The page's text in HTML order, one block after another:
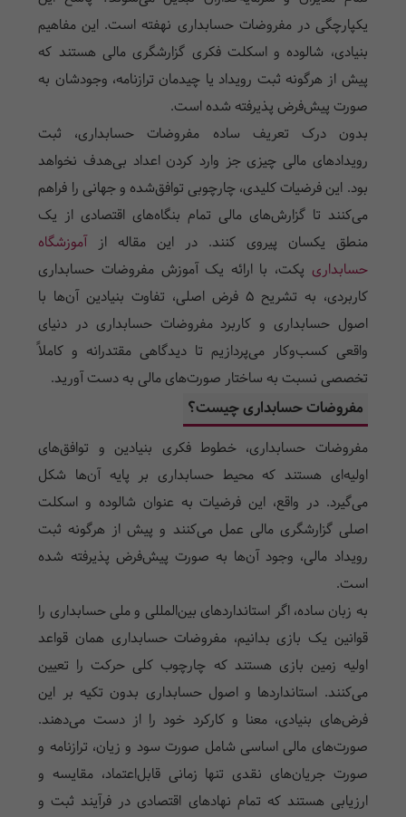
یکپارچگی در مفروضات حسابداری نهفته است. این مفاهیم
بنیادی، شالوده و اسکلت فکری گزارشگری مالی هستند که
پیش از هرگونه ثبت رویداد یا چیدمان ترازنامه، وجودشان به
صورت پیش‌فرض پذیرفته شده است.
بدون درک تعریف ساده مفروضات حسابداری، ثبت
رویدادهای مالی چیزی جز وارد کردن اعداد بی‌هدف نخواهد
بود. این فرضیات کلیدی، چارچوبی توافق‌شده و جهانی را فراهم
می‌کنند تا گزارش‌های مالی تمام بنگاه‌های اقتصادی از یک
منطق یکسان پیروی کنند. در این مقاله ازآموزشگاه
حسابداری پکت، با ارائه یک آموزش مفروضات حسابداری
کاربردی، به تشریح ۵ فرض اصلی، تفاوت بنیادین آن‌ها با
اصول حسابداری و کاربرد مفروضات حسابداری در دنیای
واقعی کسب‌وکار می‌پردازیم تا دیدگاهی مقتدرانه و کاملاً
تخصصی نسبت به ساختار صورت‌های مالی به دست آورید.
مفروضات حسابداری چیست؟
مفروضات حسابداری، خطوط فکری بنیادین و توافق‌های
اولیه‌ای هستند که محیط حسابداری بر پایه آن‌ها شکل
می‌گیرد. در واقع، این فرضیات به عنوان شالوده و اسکلت
اصلی گزارشگری مالی عمل می‌کنند و پیش از هرگونه ثبت
رویداد مالی، وجود آن‌ها به صورت پیش‌فرض پذیرفته شده
است.
به زبان ساده، اگر استانداردهای بین‌المللی و ملی حسابداری را
قوانین یک بازی بدانیم، مفروضات حسابداری همان قواعد
اولیه زمین بازی هستند که چارچوب کلی حرکت را تعیین
می‌کنند. استانداردها و اصول حسابداری بدون تکیه بر این
فرض‌های بنیادی، معنا و کارکرد خود را از دست می‌دهند.
صورت‌های مالی اساسی شامل صورت سود و زیان، ترازنامه و
صورت جریان‌های نقدی تنها زمانی قابل‌اعتماد، مقایسه و
ارزیابی هستند که تمام نهادهای اقتصادی در فرآیند ثبت و